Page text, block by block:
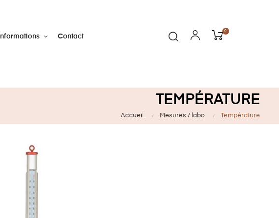
Informations Contact
0
TEMPÉRATURE
Accueil Mesures / labo Température